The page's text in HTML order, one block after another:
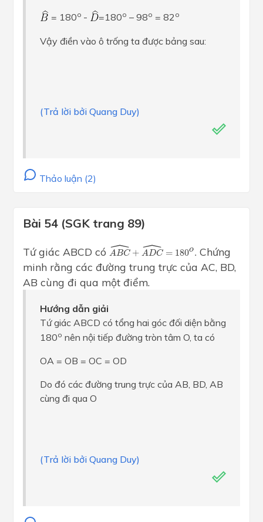
= 180o - =180o – 98o = 82 o
Vậy điền vào ô trống ta được bảng sau:
(Trả lời bởi Quang Duy)
Thảo luận (2)
Bài 54 (SGK trang 89)
Tứ giác ABCD có ˆ
A BC + ˆ
A DC = 180o.
ABC ADC 180o
Chứng
minh rằng các đường trung trực của AC, BD,
AB cùng đi qua một điểm.
Hướng dẫn giải
Tứ giác ABCD có tổng hai góc đối diện bằng
180o nên nội tiếp đường tròn tâm O, ta có
OA = OB = OC = OD
Do đó các đường trung trực của AB, BD, AB
cùng đi qua O
(Trả lời bởi Quang Duy)